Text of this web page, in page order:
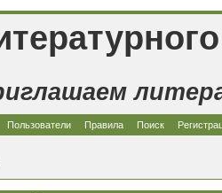
Пользователи Правила Поиск